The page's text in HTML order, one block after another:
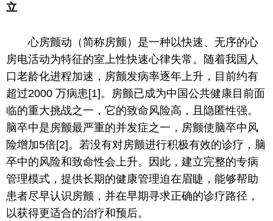
立
心房颤动（简称房颤）是一种以快速、无序的心
房电活动为特征的室上性快速心律失常。随着我国人
口老龄化进程加速，房颤发病率逐年上升，目前约有
超过2000 万病患[1]。房颤已成为中国公共健康目前面
临的重大挑战之一，它的致命风险高，且隐匿性强。
脑卒中是房颤最严重的并发症之一，房颤使脑卒中风
险增加5倍[2]。若没有对房颤进行积极有效的诊疗，脑
卒中的风险和致命性会上升。因此，建立完整的专病
管理模式，提供长期的健康管理迫在眉睫，能够帮助
患者尽早认识房颤，并在早期寻求正确的诊疗路径，
以获得更适合的治疗和预后。